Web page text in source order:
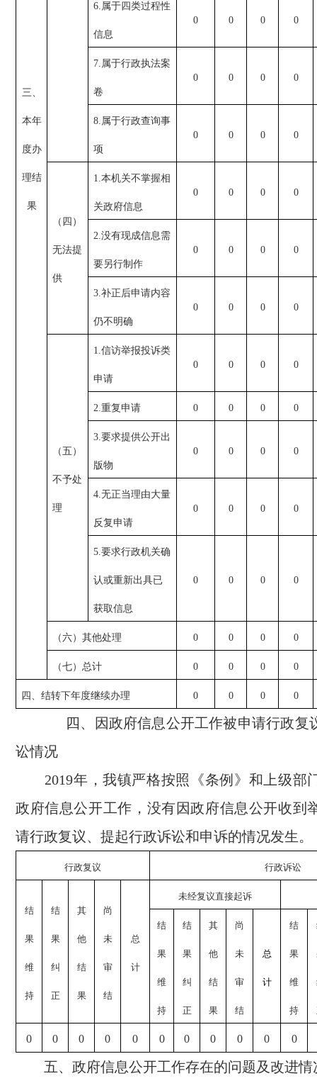
三、
本年
度办
理结
果
6.属于四类过程性
信息
0 0 0 0
7.属于行政执法案
卷
0 0 0 0
8.属于行政查询事
项
0 0 0 0
（四）
无法提
供
1.本机关不掌握相
关政府信息
0 0 0 0
2.没有现成信息需
要另行制作
0 0 0 0
3.补正后申请内容
仍不明确
0 0 0 0
（五）
不予处
理
1.信访举报投诉类
申请
0 0 0 0
2.重复申请 0 0 0 0
3.要求提供公开出
版物
0 0 0 0
4.无正当理由大量
反复申请
0 0 0 0
5.要求行政机关确
认或重新出具已
获取信息
0 0 0 0
（六）其他处理 0 0 0 0
（七）总计 0 0 0 0
四、结转下年度继续办理 0 0 0 0
四、因政府信息公开工作被申请行政复
讼情况
2019年，我镇严格按照《条例》和上级部
政府信息公开工作，没有因政府信息公开收到
请行政复议、提起行政诉讼和申诉的情况发生。
行政复议 行政诉讼
结
果
维
持
结
果
纠
正
其
他
结
果
尚
未
审
结
总
计
未经复议直接起诉
结
果
维
持
结
果
纠
正
其
他
结
果
尚
未
审
结
总
计
结
果
维
持
0 0 0 0 0 0 0 0 0 0 0
五、政府信息公开工作存在的问题及改进情